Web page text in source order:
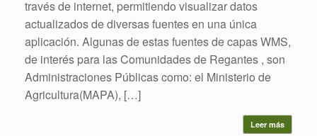
través de internet, permitiendo visualizar datos
actualizados de diversas fuentes en una única
aplicación. Algunas de estas fuentes de capas WMS,
de interés para las Comunidades de Regantes , son
Administraciones Públicas como: el Ministerio de
Agricultura(MAPA), […]
Leer más